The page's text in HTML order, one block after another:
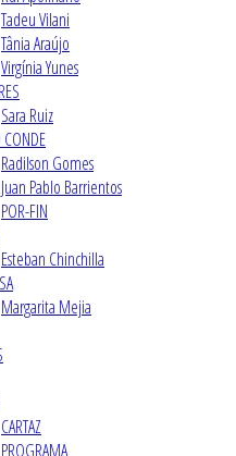
Tadeu Vilani
Tânia Araújo
Virgínia Yunes
Sara Ruiz
CONDE
Radilson Gomes
Juan Pablo Barrientos
POR-FIN
Esteban Chinchilla
Margarita Mejia
CARTAZ
PROGRAMA